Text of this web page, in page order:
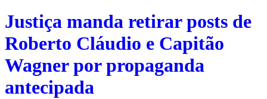
Justiça manda retirar posts de
Roberto Cláudio e Capitão
Wagner por propaganda
antecipada